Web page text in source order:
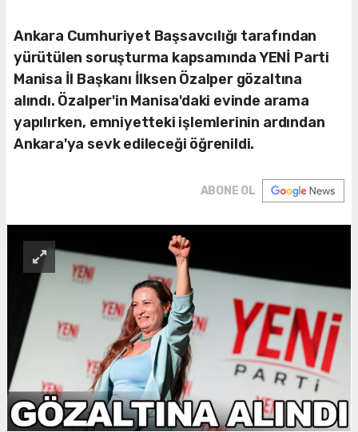
Ankara Cumhuriyet Başsavcılığı tarafından
yürütülen soruşturma kapsamında YENİ Parti
Manisa İl Başkanı İlksen Özalper gözaltına
alındı. Özalper'in Manisa'daki evinde arama
yapılırken, emniyetteki işlemlerinin ardından
Ankara'ya sevk edileceği öğrenildi.
ABONE OL